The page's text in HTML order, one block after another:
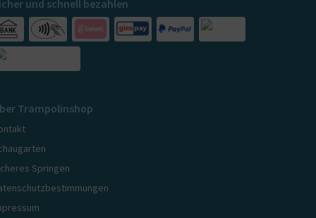
und schnell bezahlen
Trampolinshop
Springen